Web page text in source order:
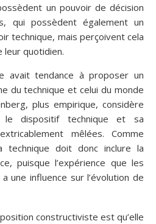
un pouvoir de décision
qui possèdent également un
technique, mais perçoivent cela
leur quotidien.
avait tendance à proposer un
du technique et celui du monde
plus empirique, considère
le dispositif technique et sa
mêlées. Comme
technique doit donc inclure la
puisque l’expérience que les
une influence sur l’évolution de
constructiviste est qu’elle